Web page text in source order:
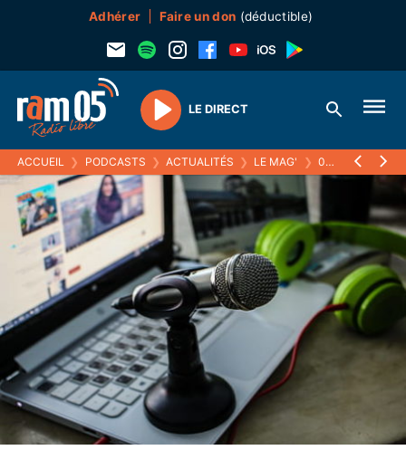
Adhérer Faire un don (déductible)
Play
LE DIRECT
ACCUEIL ❯ PODCASTS ❯ ACTUALITÉS ❯ LE MAG' ❯ 03 NOVEMBRE 2016 : YVAN CHAIX ET L'ACTU DE L'AGENCEMENT DE DEVELOPPEMENT 05